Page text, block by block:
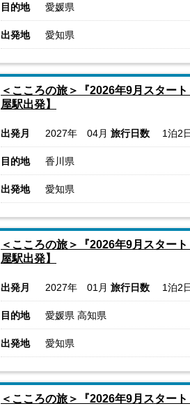
目的地 愛媛県
出発地 愛知県
＜こころの旅＞『2026年9月スタ
屋駅出発】
出発月 2027年 04月 旅行日数 1泊2
目的地 香川県
出発地 愛知県
＜こころの旅＞『2026年9月スタ
屋駅出発】
出発月 2027年 01月 旅行日数 1泊2
目的地 愛媛県 高知県
出発地 愛知県
＜こころの旅＞『2026年9月スタ